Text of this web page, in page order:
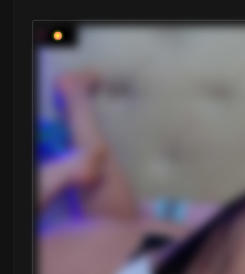
Blondynki
Brunetki
Ciąża
Dojrzałe
Drobne Ciało